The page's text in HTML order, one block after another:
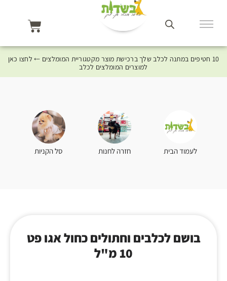
10 חטיפים במתנה לכלב שלך ברכישת מוצר מקטגוריית המומלצים ⤎ לחצו כאן
למוצרים המומלצים לכלב
לעמוד הבית חזרה לחנות סל הקניות
בושם לכלבים וחתולים כחול אגו פט
10 מ"ל